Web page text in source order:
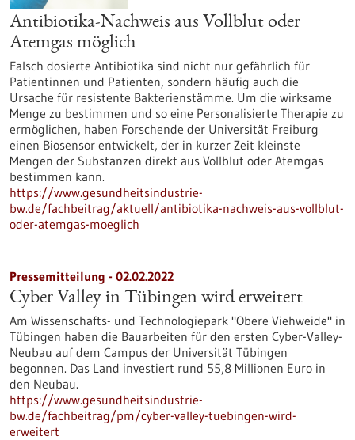
Antibiotika-Nachweis aus Vollblut oder
Atemgas möglich
Falsch dosierte Antibiotika sind nicht nur gefährlich für
Patientinnen und Patienten, sondern häufig auch die
Ursache für resistente Bakterienstämme. Um die wirksame
Menge zu bestimmen und so eine Personalisierte Therapie zu
ermöglichen, haben Forschende der Universität Freiburg
einen Biosensor entwickelt, der in kurzer Zeit kleinste
Mengen der Substanzen direkt aus Vollblut oder Atemgas
bestimmen kann.
https://www.gesundheitsindustrie-
bw.de/fachbeitrag/aktuell/antibiotika-nachweis-aus-vollblut-
oder-atemgas-moeglich
Pressemitteilung - 02.02.2022
Cyber Valley in Tübingen wird erweitert
Am Wissenschafts- und Technologiepark "Obere Viehweide" in
Tübingen haben die Bauarbeiten für den ersten Cyber-Valley-
Neubau auf dem Campus der Universität Tübingen
begonnen. Das Land investiert rund 55,8 Millionen Euro in
den Neubau.
https://www.gesundheitsindustrie-
bw.de/fachbeitrag/pm/cyber-valley-tuebingen-wird-
erweitert